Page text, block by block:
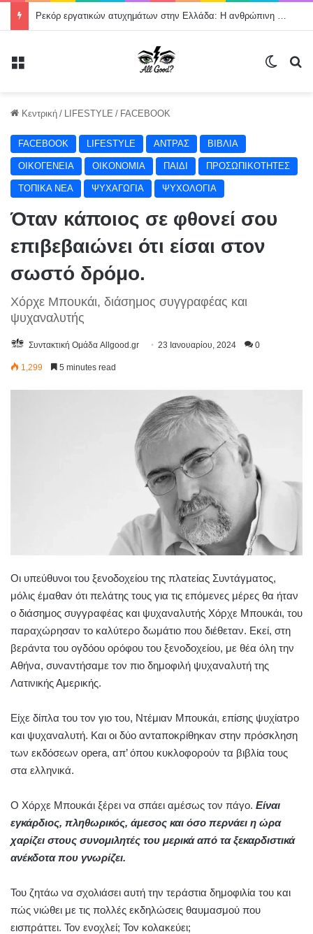
Ρεκόρ εργατικών ατυχημάτων στην Ελλάδα: Η ανθρώπινη ζωή δεν μπορεί να θεωρείται κόστος παραγωγής
Κεντρική / LIFESTYLE / FACEBOOK
FACEBOOK LIFESTYLE ΑΝΤΡΑΣ ΒΙΒΛΙΑ
ΟΙΚΟΓΕΝΕΙΑ ΟΙΚΟΝΟΜΙΑ ΠΑΙΔΙ ΠΡΟΣΩΠΙΚΟΤΗΤΕΣ
ΤΟΠΙΚΑ ΝΕΑ ΨΥΧΑΓΩΓΙΑ ΨΥΧΟΛΟΓΙΑ
Όταν κάποιος σε φθονεί σου
επιβεβαιώνει ότι είσαι στον
σωστό δρόμο.
Χόρχε Μπουκάι, διάσημος συγγραφέας και
ψυχαναλυτής
Συντακτική Ομάδα Allgood.gr 23 Ιανουαρίου, 2024 0
1,299 5 minutes read
Οι υπεύθυνοι του ξενοδοχείου της πλατείας Συντάγματος,
μόλις έμαθαν ότι πελάτης τους για τις επόμενες μέρες θα ήταν
ο διάσημος συγγραφέας και ψυχαναλυτής Χόρχε Μπουκάι, του
παραχώρησαν το καλύτερο δωμάτιο που διέθεταν. Εκεί, στη
βεράντα του ογδόου ορόφου του ξενοδοχείου, με θέα όλη την
Αθήνα, συναντήσαμε τον πιο δημοφιλή ψυχαναλυτή της
Λατινικής Αμερικής.
Είχε δίπλα του τον γιο του, Ντέμιαν Μπουκάι, επίσης ψυχίατρο
και ψυχαναλυτή. Και οι δύο ανταποκρίθηκαν στην πρόσκληση
των εκδόσεων opera, απ’ όπου κυκλοφορούν τα βιβλία τους
στα ελληνικά.
Ο Χόρχε Μπουκάι ξέρει να σπάει αμέσως τον πάγο. Είναι
εγκάρδιος, πληθωρικός, άμεσος και όσο περνάει η ώρα
χαρίζει στους συνομιλητές του μερικά από τα ξεκαρδιστικά
ανέκδοτα που γνωρίζει.
Του ζητάω να σχολιάσει αυτή την τεράστια δημοφιλία του και
πώς νιώθει με τις πολλές εκδηλώσεις θαυμασμού που
εισπράττει. Τον ενοχλεί; Τον κολακεύει;